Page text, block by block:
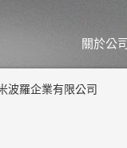
關於公
羅企業有限公司